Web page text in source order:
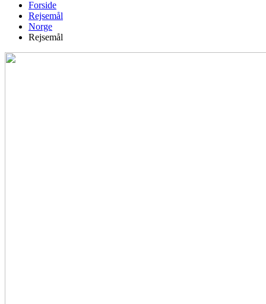
Forside
Rejsemål
Norge
Rejsemål